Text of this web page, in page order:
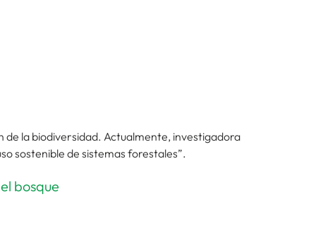
de la biodiversidad. Actualmente, investigadora
sostenible de sistemas forestales”.
bosque